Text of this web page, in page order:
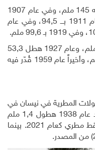
وكانت الهطولات عام 1906 ما مجموعه 145 ملم، وفي عام 1907
قُدّرت بـ 53,3، وفي 1909 بـ 131، وعام 1911 بـــ 94,5، وفي عام
في حين شهد عام 1925 هطول 80,8 ملم، وعام 1927 هطل 53,3
ملم، وكان موسم 1956 ذهبيًا بـ 246 ملم، وأخيراً عام 1959 قُدّر فيه
المطرية في نيسان في
مدينة القدس هو 39,9 ملم، بينما شهد عام 1938 هطول 1,4 ملم
فقط، وهناك سنوات لم تشهد أي تساقط مطري كعام 2021. بينما